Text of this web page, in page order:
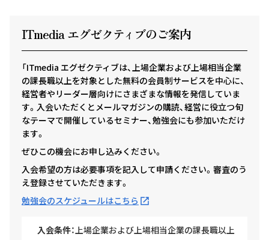
ITmedia エグゼクティ ブのご案内
「ITmedia エグゼクティブは、上場企業および上場相当企業
の課長職以上を対象とした無料の会員制サービスを中心に、
経営者やリーダー層向けにさまざまな情報を発信していま
す。入会いただくとメールマガジンの購読、経営に役立つ旬
なテーマで開催しているセミナー、勉強会にも参加いただけ
ます。
ぜひこの機会にお申し込みください。
入会希望の方は必要事項を記入して申請ください。審査のう
え登録させていただきます。
勉強会のスケジュールはこちら
入会条件：上場企業および上場相当企業の課長職以上